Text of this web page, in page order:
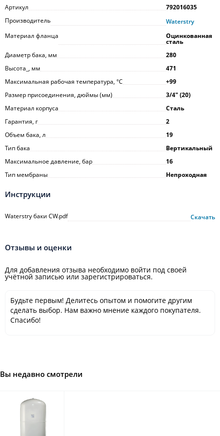
Артикул
792016035
Производитель
Waterstry
Материал фланца
Оцинкованная
сталь
Диаметр бака, мм
280
Высота_, мм
471
Максимальная рабочая температура, °С
+99
Размер присоединения, дюймы (мм)
3/4ʺ (20)
Материал корпуса
Сталь
Гарантия, г
2
Объем бака, л
19
Тип бака
Вертикальный
Максимальное давление, бар
16
Тип мембраны
Непроходная
Инструкции
Waterstry баки CW.pdf Скачать
Отзывы и оценки
Для добавления отзыва необходимо войти под своей
учётной записью или зарегистрироваться.
Будьте первым! Делитесь опытом и помогите другим
сделать выбор. Нам важно мнение каждого покупателя.
Спасибо!
Вы недавно смотрели